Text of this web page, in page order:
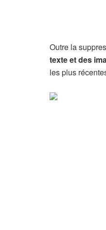
Outre la
texte et des
les plus